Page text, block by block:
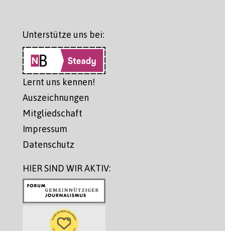
Unterstütze uns bei:
Lernt uns kennen!
Auszeichnungen
Mitgliedschaft
Impressum
Datenschutz
HIER SIND WIR AKTIV: